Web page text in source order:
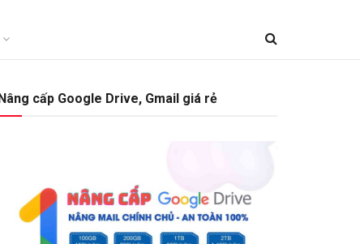
cấp Google Drive, Gmail giá rẻ